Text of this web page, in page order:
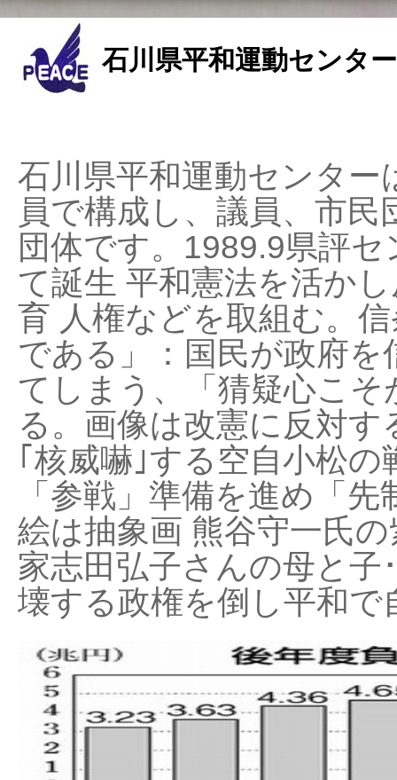
石川県平和運動センタ
石川県平和運動センタ
員で構成し、議員、市
団体です。1989.9県評
て誕生 平和憲法を活か
育 人権などを取組む。
である」：国民が政府
てしまう、「猜疑心こ
る。画像は改憲に反対
｢核威嚇｣する空自小松
「参戦」準備を進め「
絵は抽象画 熊谷守一氏
家志田弘子さんの母と子
壊する政権を倒し平和